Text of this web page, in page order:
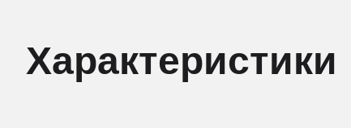
Характеристики